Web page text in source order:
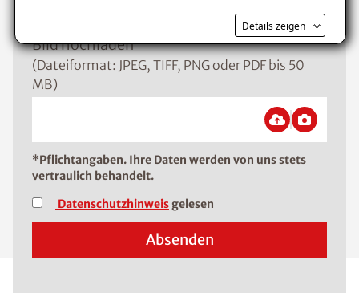
Details zeigen
Bild hochladen
(Dateiformat: JPEG, TIFF, PNG oder PDF bis 50
MB)
*Pflichtangaben. Ihre Daten werden von uns stets
vertraulich behandelt.
Datenschutzhinweis gelesen
Absenden